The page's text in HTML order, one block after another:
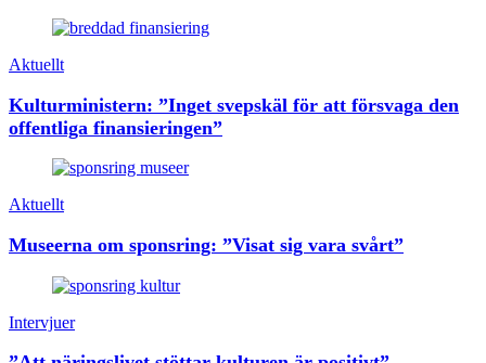
Aktuellt
Kulturministern: ”Inget svepskäl för att försvaga den
offentliga finansieringen”
Aktuellt
Museerna om sponsring: ”Visat sig vara svårt”
Intervjuer